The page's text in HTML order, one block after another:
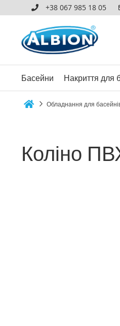
+38 067 985 18 05
Басейни Накриття для
Обладнання для
Коліно